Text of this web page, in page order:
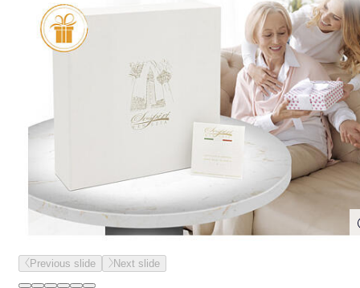
Previous slide Next slide